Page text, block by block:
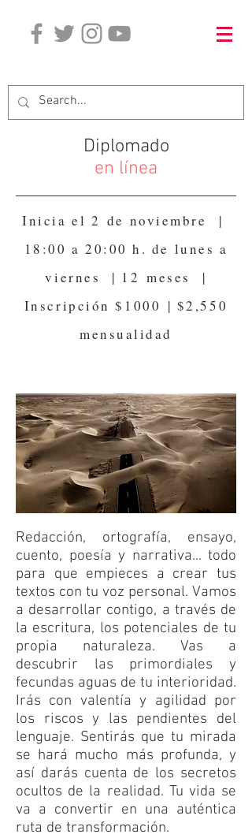
Diplomado
en línea
Inicia el 2 de noviembre |
18:00 a 20:00 h. de lunes a
viernes | 12 meses |
Inscripción $1000 | $2,550
mensualidad
Redacción, ortografía, ensayo,
cuento, poesía y narrativa... todo
para que empieces a crear tus
textos con tu voz personal. Vamos
a desarrollar contigo, a través de
la escritura, los potenciales de tu
propia naturaleza. Vas a
descubrir las primordiales y
fecundas aguas de tu interioridad.
Irás con valentía y agilidad por
los riscos y las pendientes del
lenguaje. Sentirás que tu mirada
se hará mucho más profunda, y
así darás cuenta de los secretos
ocultos de la realidad. Tu vida se
va a convertir en una auténtica
ruta de transformación.